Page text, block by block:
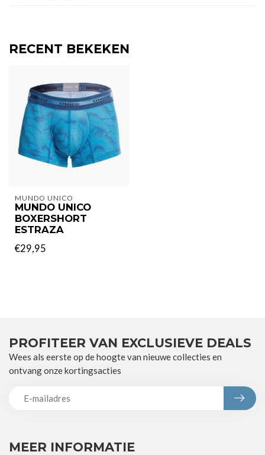
RECENT BEKEKEN
MUNDO UNICO
MUNDO UNICO
BOXERSHORT
ESTRAZA
€29,95
MEER INFORMATIE
PROFITEER VAN EXCLUSIEVE DEALS
Wees als eerste op de hoogte van nieuwe collecties en
ontvang onze kortingsacties